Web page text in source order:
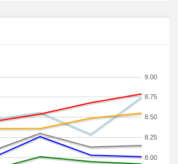
8.00
8.25
8.50
8.75
9.00